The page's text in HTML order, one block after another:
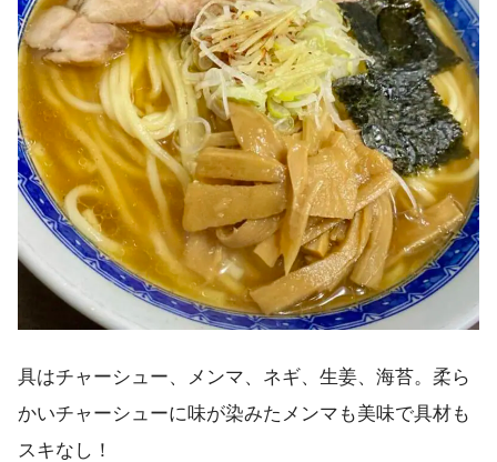
具はチャーシュー、メンマ、ネギ、生姜、海苔。柔ら
かいチャーシューに味が染みたメンマも美味で具材も
スキなし！